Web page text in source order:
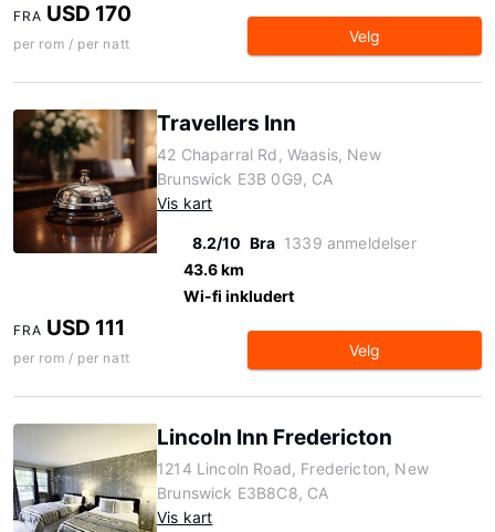
FRA USD 170
per rom / per natt Velg
Travellers Inn
42 Chaparral Rd, Waasis, New
Brunswick E3B 0G9, CA
Vis kart
8.2/10 Bra 1339 anmeldelser
43.6 km
Wi-fi inkludert
FRA USD 111
per rom / per natt Velg
Lincoln Inn Fredericton
1214 Lincoln Road, Fredericton, New
Brunswick E3B8C8, CA
Vis kart